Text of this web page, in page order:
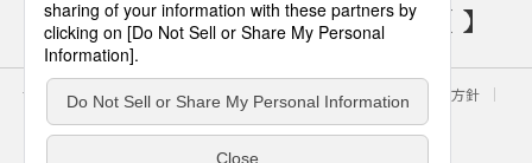
サイトのご利用にあたって クッキーポリシー
個人情報保護方針
パナソニック ホールディングス
Area/Country